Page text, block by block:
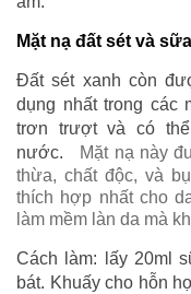
Mặt nạ đất sét và
Đất sét xanh còn
dụng nhất trong các
trơn trượt và có
nước.
Mặt nạ này
thừa, chất độc, và
thích hợp nhất cho
làm mềm làn da mà
Cách làm: lấy 20ml
bát. Khuấy cho hỗn